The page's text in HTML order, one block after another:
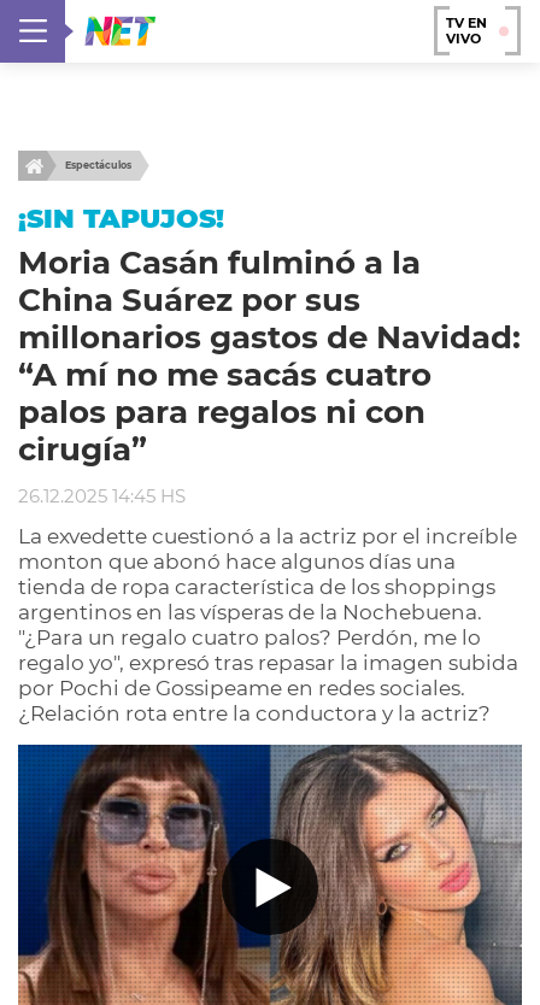
TV EN
VIVO
Espectáculos
¡SIN TAPUJOS!
Moria Casán fulminó a la
China Suárez por sus
millonarios gastos de Navidad:
“A mí no me sacás cuatro
palos para regalos ni con
cirugía”
26.12.2025 14:45 HS
La exvedette cuestionó a la actriz por el increíble
monton que abonó hace algunos días una
tienda de ropa característica de los shoppings
argentinos en las vísperas de la Nochebuena.
"¿Para un regalo cuatro palos? Perdón, me lo
regalo yo", expresó tras repasar la imagen subida
por Pochi de Gossipeame en redes sociales.
¿Relación rota entre la conductora y la actriz?